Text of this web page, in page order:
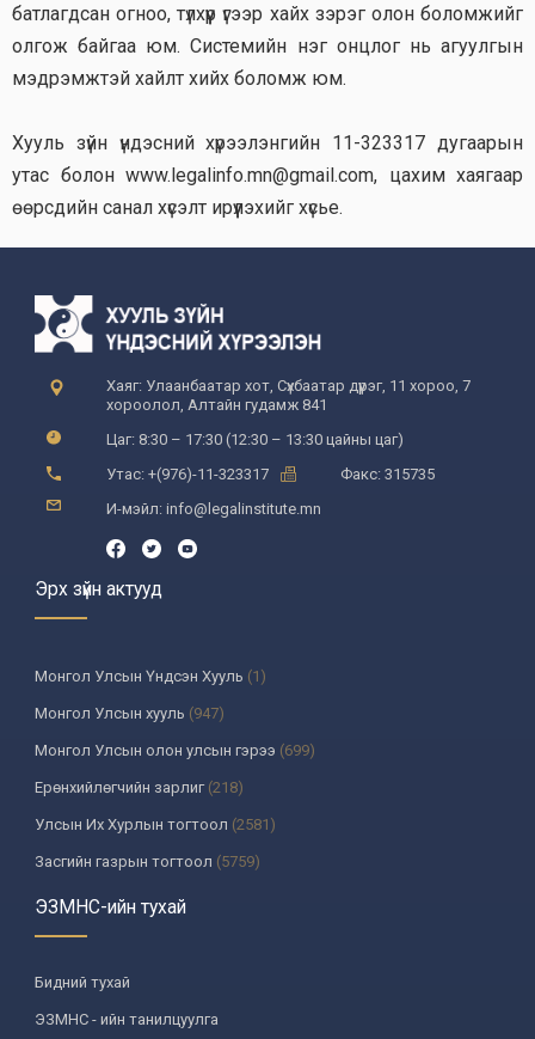
батлагдсан огноо, түлхүүр үгээр хайх зэрэг олон боломжийг
олгож байгаа юм. Системийн нэг онцлог нь агуулгын
мэдрэмжтэй хайлт хийх боломж юм.
Хууль зүйн үндэсний хүрээлэнгийн 11-323317 дугаарын
утас болон www.legalinfo.mn@gmail.com, цахим хаягаар
өөрсдийн санал хүсэлт ирүүлэхийг хүсье.
Хаяг: Улаанбаатар хот, Сүхбаатар дүүрэг, 11 хороо, 7
хороолол, Алтайн гудамж 841
Цаг: 8:30 – 17:30 (12:30 – 13:30 цайны цаг)
Утас: +(976)-11-323317
Факс: 315735
И-мэйл: info@legalinstitute.mn
Эрх зүйн актууд
Монгол Улсын Үндсэн Хууль (1)
Монгол Улсын хууль (947)
Монгол Улсын олон улсын гэрээ (699)
Ерөнхийлөгчийн зарлиг(218)
Улсын Их Хурлын тогтоол (2581)
Засгийн газрын тогтоол (5759)
Үндсэн хуулийн цэцийн шийдвэр
Улсын дээд шүүхийн тогтоол
УИХ-аас томилогддог байгууллагын дарга, түүнтэй адилтгах
албан тушаалтны шийдвэр
Сайдын тушаал(987)
ЭЗМНС-ийн тухай
Бидний тухай
ЭЗМНС - ийн танилцуулга